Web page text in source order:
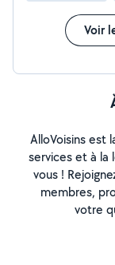
Voir
AlloVoisins est
services et à la
vous !
membres,
votre